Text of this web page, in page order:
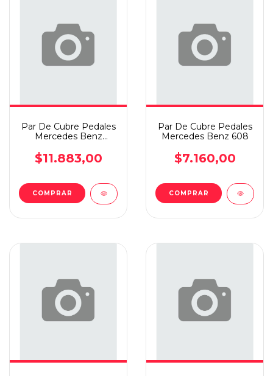
Par De Cubre Pedales
Mercedes Benz
Colecti
$11.883,00
Par De Cubre Pedales
Mercedes Benz 608
$7.160,00